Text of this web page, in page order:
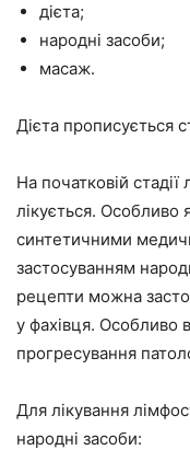
дієта;
народні засоби;
масаж.
Дієта прописується
На початковій
лікується. Особливо
синтетичними
застосуванням
рецепти можна
у фахівця. Особливо
прогресування
Для лікування
народні засоби: